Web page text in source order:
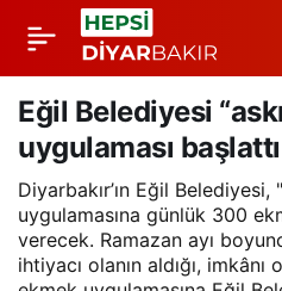
Eğil Belediyesi
uygulaması başlattı
Diyarbakır’ın Eğil Belediyesi,
uygulamasına günlük 300
verecek. Ramazan ayı
ihtiyacı olanın aldığı, imkânı
Silvanlı gençler bilgi
ve becerilerini
geliştiriyor